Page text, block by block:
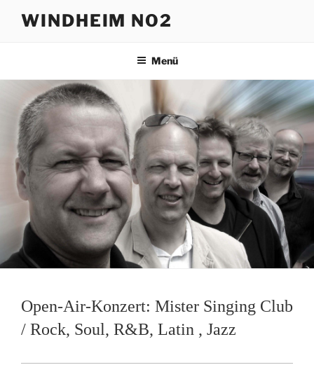
InhaltWINDHEIM NO2
Menü
Open-Air-Konzert: Mister Singing Club
/ Rock, Soul, R&B, Latin , Jazz